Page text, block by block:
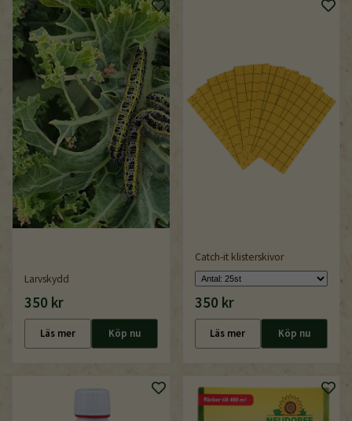
Larvskydd
350 kr
Läs mer Köp nu
Catch-it klisterskivor
350 kr
Läs mer Köp nu